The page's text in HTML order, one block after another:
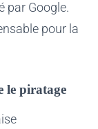
par Google.
pour la
le piratage